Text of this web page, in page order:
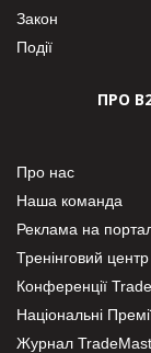
Закон
Події
ПРО
Про нас
Наша команда
Реклама на
Тренінговий центр
Конференції
Національні
Журнал